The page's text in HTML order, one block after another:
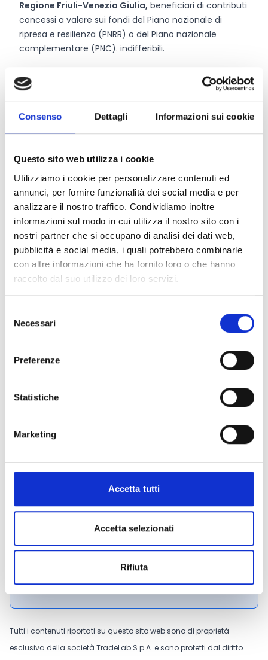
Consenso Dettagli Informazioni sui cookie
Questo sito web utilizza i cookie
Utilizziamo i cookie per personalizzare contenuti ed
annunci, per fornire funzionalità dei social media e per
analizzare il nostro traffico. Condividiamo inoltre
informazioni sul modo in cui utilizza il nostro sito con i
nostri partner che si occupano di analisi dei dati web,
pubblicità e social media, i quali potrebbero combinarle
con altre informazioni che ha fornito loro o che hanno
raccolto dal suo utilizzo dei loro servizi.
delNecessari
Preferenze
Statistiche
Marketing
Accetta tutti
Accetta selezionati
Rifiuta
Regione Friuli-Venezia Giulia, beneficiari di contributi
concessi a valere sui fondi del Piano nazionale di
ripresa e resilienza (PNRR) o del Piano nazionale
complementare (PNC). indifferibili.
Link e Documenti
Pagina web per formulari e documenti
Bando
ufficiale del bando per gli aggiornamenti e le
informazioni addizionali.
Consigli degli esperti
Le domande saranno finanziate secondo
procedimento a sportello. L’erogazione
dell’incentivo con modalità “a sportello” tiene conto
dell’ordine cronologico di arrivo delle domande e
esaurimento delle risorse comunque disponibili.
Cristina Modolo
cristina.modolo@regione.fvg.it
roberta.paoletti@regione.fvg.it
CONDIVIDI
Conosci Obiettivo Europa?
Prova gratis
Tutti i contenuti riportati su questo sito web sono di proprietà
esclusiva della società TradeLab S.p.A. e sono protetti dal diritto